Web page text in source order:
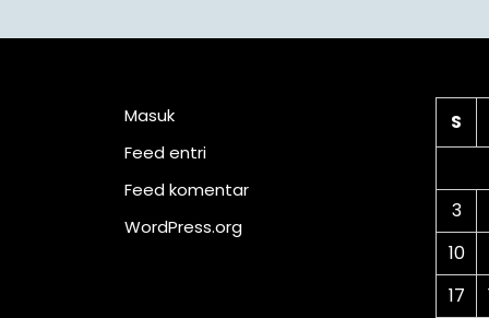
Masuk
Feed entri
Feed komentar
WordPress.org
S
3
10
17